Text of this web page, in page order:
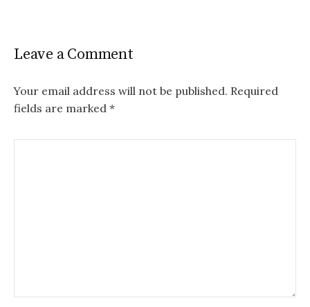
Leave a Comment
Your email address will not be published. Required
fields are marked *